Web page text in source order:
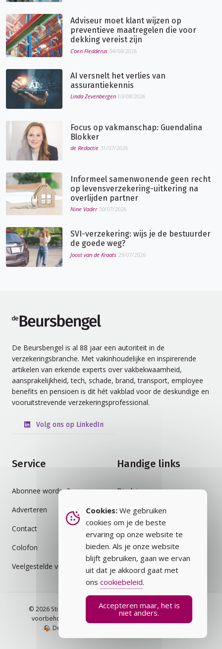
Adviseur moet klant wijzen op
preventieve maatregelen die voor
dekking vereist zijn
Coen Fledderus 04/08/2026
AI versnelt het verlies van
assurantiekennis
Linda Zevenbergen 03/08/2026
Focus op vakmanschap: Guendalina
Blokker
de Redactie 31/07/2026
Informeel samenwonende geen recht
op levensverzekering-uitkering na
overlijden partner
Nine Vader 30/07/2026
SVI-verzekering: wijs je de bestuurder
de goede weg?
Joost van de Kraats 29/07/2026
De Beursbengel is al 88 jaar een autoriteit in de
verzekeringsbranche. Met vakinhoudelijke en inspirerende
artikelen van erkende experts over vakbekwaamheid,
aansprakelijkheid, tech, schade, brand, transport, employee
benefits en pensioen is dit hét vakblad voor de deskundige en
vooruitstrevende verzekeringsprofessional.
Volg ons op LinkedIn
Service
Abonnee worden?
Adverteren
Contact
Colofon
Veelgestelde vragen
Handige links
Disclaimer
Auteursrecht
Cookiebeleid
Privacybeleid
Vakblad
© 2026 Stichting Assurantie Registratie (SAR) - alle rechten
voorbehouden.
Veelgestelde vragen
Privacybeleid
Design en ontwikkeling door RV Productions.
Cookies: We gebruiken
cookies om je de beste
ervaring op onze website te
bieden. Als je onze website
blijft gebruiken, gaan we ervan
uit dat je akkoord gaat met
ons cookiebeleid.
Accepteren maar, het is
niet anders.